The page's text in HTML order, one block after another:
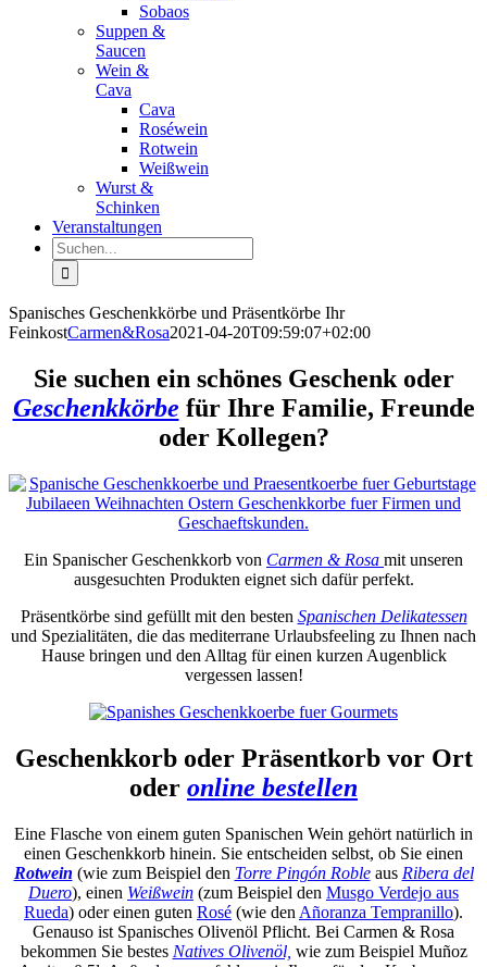
Sobaos
Suppen &
Saucen
Wein &
Cava
Cava
Roséwein
Rotwein
Weißwein
Wurst &
Schinken
Veranstaltungen
Suche
nach:
Spanisches Geschenkkörbe und Präsentkörbe Ihr
FeinkostCarmen&Rosa2021-04-20T09:59:07+02:00
Sie suchen ein schönes Geschenk oder
Geschenkkörbe für Ihre Familie, Freunde
oder Kollegen?
Ein Spanischer Geschenkkorb von Carmen & Rosa mit unseren
ausgesuchten Produkten eignet sich dafür perfekt.
Präsentkörbe sind gefüllt mit den besten Spanischen Delikatessen
und Spezialitäten, die das mediterrane Urlaubsfeeling zu Ihnen nach
Hause bringen und den Alltag für einen kurzen Augenblick
vergessen lassen!
Geschenkkorb oder Präsentkorb vor Ort
oder online bestellen
Eine Flasche von einem guten Spanischen Wein gehört natürlich in
einen Geschenkkorb hinein. Sie entscheiden selbst, ob Sie einen
Rotwein (wie zum Beispiel den Torre Pingón Robleaus Ribera del
Duero), einen Weißwein (zum Beispiel den Musgo Verdejo aus
Rueda) oder einen guten Rosé (wie den Añoranza Tempranillo).
Genauso ist Spanisches Olivenöl Pflicht. Bei Carmen & Rosa
bekommen Sie bestes Natives Olivenöl, wie zum Beispiel Muñoz